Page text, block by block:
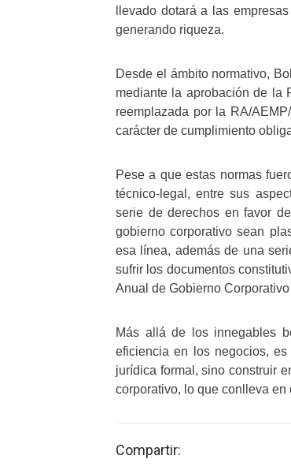
llevado dotará a las
generando riqueza.
Desde el ámbito normativo,
mediante la aprobación de la
reemplazada por la RA/
carácter de cumplimiento
Pese a que estas normas
técnico-legal, entre sus
serie de derechos en favor
gobierno corporativo sean
esa línea, además de una
sufrir los documentos
Anual de Gobierno
Más allá de los innegables
eficiencia en los negocios,
jurídica formal, sino construir
corporativo, lo que conlleva
Compartir: